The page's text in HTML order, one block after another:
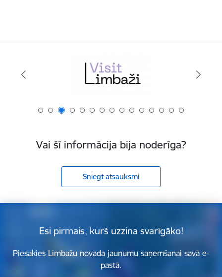
Vai šī informācija bija noderīga?
Sniegt atsauksmi
Esi pirmais, kurš uzzina svarīgāko!
Piesakies Limbažu novada jaunumu saņemšanai savā e-
pastā.